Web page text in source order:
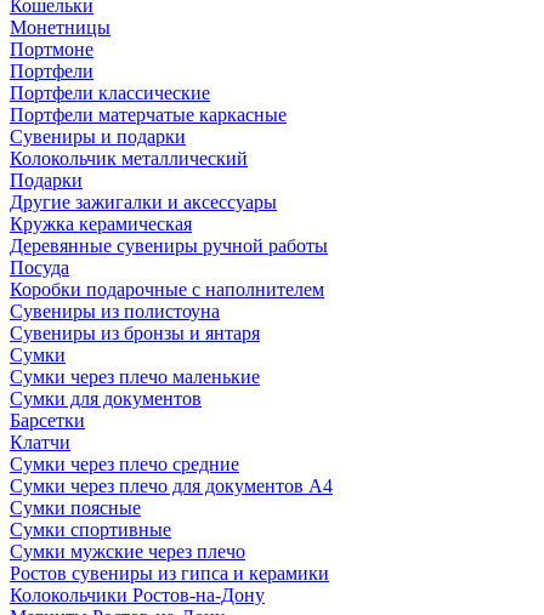
Кошельки
Монетницы
Портмоне
Портфели
Портфели классические
Портфели матерчатые каркасные
Сувениры и подарки
Колокольчик металлический
Подарки
Другие зажигалки и аксессуары
Кружка керамическая
Деревянные сувениры ручной работы
Посуда
Коробки подарочные с наполнителем
Сувениры из полистоуна
Сувениры из бронзы и янтаря
Сумки
Сумки через плечо маленькие
Сумки для документов
Барсетки
Клатчи
Сумки через плечо средние
Сумки через плечо для документов А4
Сумки поясные
Сумки спортивные
Сумки мужские через плечо
Ростов сувениры из гипса и керамики
Колокольчики Ростов-на-Дону